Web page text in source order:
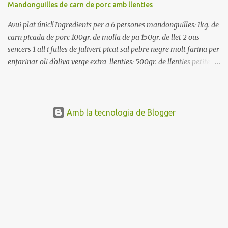
Mandonguilles de carn de porc amb llenties
Avui plat únic!! Ingredients per a 6 persones mandonguilles: 1kg. de
carn picada de porc 100gr. de molla de pa 150gr. de llet 2 ous
sencers 1 all i fulles de julivert picat sal pebre negre molt farina per
enfarinar oli d'oliva verge extra llenties: 500gr. de llenties petites
entre 40 i 50 minuts. Poseu la carn picada en un bol i barregeu-la
Amb la tecnologia de Blogger